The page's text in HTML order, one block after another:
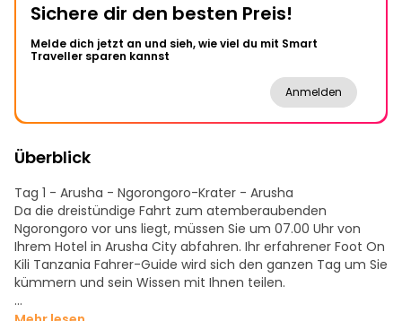
Sichere dir den besten Preis!
Melde dich jetzt an und sieh, wie viel du mit Smart
Traveller sparen kannst
Anmelden
Überblick
Tag 1 - Arusha - Ngorongoro-Krater - Arusha
Da die dreistündige Fahrt zum atemberaubenden
Ngorongoro vor uns liegt, müssen Sie um 07.00 Uhr von
Ihrem Hotel in Arusha City abfahren. Ihr erfahrener Foot On
Kili Tanzania Fahrer-Guide wird sich den ganzen Tag um Sie
kümmern und sein Wissen mit Ihnen teilen.